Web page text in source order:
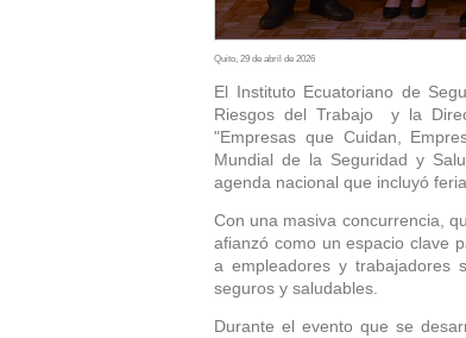
Quito, 29 de abril de 2026
El Instituto Ecuatoriano de
Riesgos del Trabajo y la
"Empresas que Cuidan,
Mundial de la Seguridad y
agenda nacional que incluyó
Con una masiva concurrencia,
afianzó como un espacio clave
a empleadores y trabajadores
seguros y saludables.
Durante el evento que se